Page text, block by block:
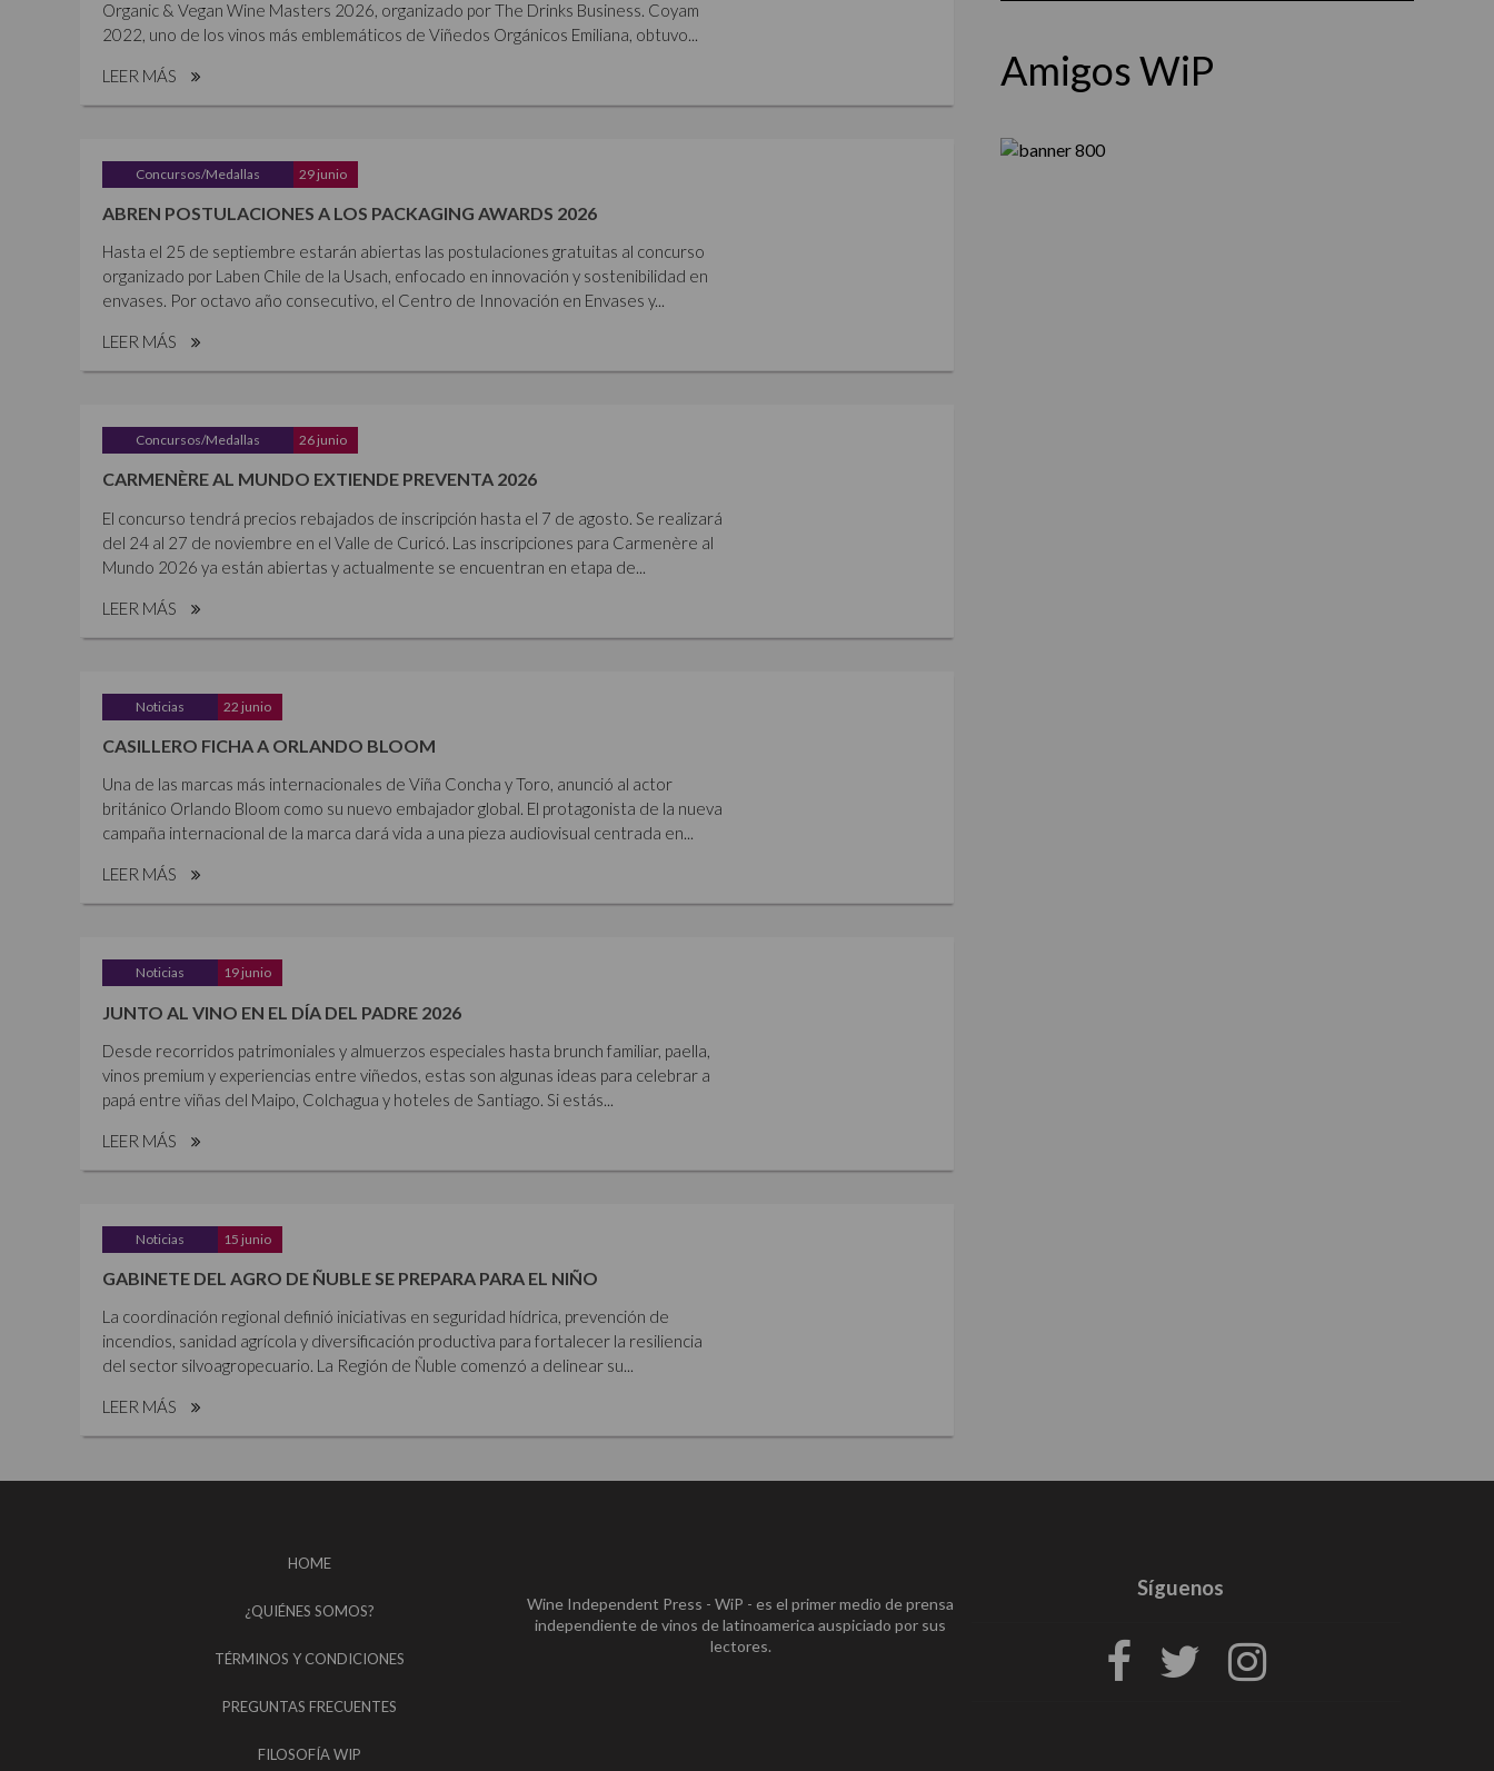
Organic & Vegan Wine Masters 2026, organizado por The Drinks Business. Coyam
2022, uno de los vinos más emblemáticos de Viñedos Orgánicos Emiliana, obtuvo...
LEER MÁS
Concursos/Medallas 29 junio
ABREN POSTULACIONES A LOS PACKAGING AWARDS 2026
Hasta el 25 de septiembre estarán abiertas las postulaciones gratuitas al concurso
organizado por Laben Chile de la Usach, enfocado en innovación y sostenibilidad en
envases. Por octavo año consecutivo, el Centro de Innovación en Envases y...
LEER MÁS
Concursos/Medallas 26 junio
CARMENÈRE AL MUNDO EXTIENDE PREVENTA 2026
El concurso tendrá precios rebajados de inscripción hasta el 7 de agosto. Se realizará
del 24 al 27 de noviembre en el Valle de Curicó. Las inscripciones para Carmenère al
Mundo 2026 ya están abiertas y actualmente se encuentran en etapa de...
LEER MÁS
Noticias 22 junio
CASILLERO FICHA A ORLANDO BLOOM
Una de las marcas más internacionales de Viña Concha y Toro, anunció al actor
británico Orlando Bloom como su nuevo embajador global. El protagonista de la nueva
campaña internacional de la marca dará vida a una pieza audiovisual centrada en...
LEER MÁS
Noticias 19 junio
JUNTO AL VINO EN EL DÍA DEL PADRE 2026
Desde recorridos patrimoniales y almuerzos especiales hasta brunch familiar, paella,
vinos premium y experiencias entre viñedos, estas son algunas ideas para celebrar a
papá entre viñas del Maipo, Colchagua y hoteles de Santiago. Si estás...
LEER MÁS
Noticias 15 junio
GABINETE DEL AGRO DE ÑUBLE SE PREPARA PARA EL NIÑO
La coordinación regional definió iniciativas en seguridad hídrica, prevención de
incendios, sanidad agrícola y diversificación productiva para fortalecer la resiliencia
del sector silvoagropecuario. La Región de Ñuble comenzó a delinear su...
LEER MÁS
Amigos WiP
HOME
¿QUIÉNES SOMOS?
TÉRMINOS Y CONDICIONES
PREGUNTAS FRECUENTES
FILOSOFÍA WIP
Wine Independent Press - WiP - es el primer medio de prensa
independiente de vinos de latinoamerica auspiciado por sus
lectores.
Síguenos